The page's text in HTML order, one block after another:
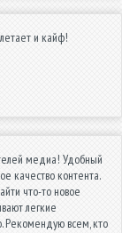
и кайф!
медиа! Удобный
качество контента.
что-то новое
легкие
Рекомендую всем, кто